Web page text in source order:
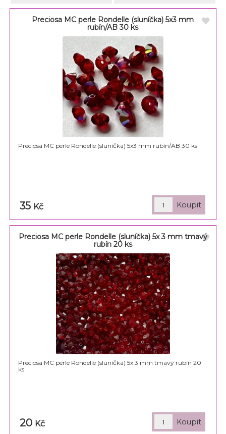
Preciosa MC perle Rondelle (sluníčka) 5x3 mm
rubín/AB 30 ks
Preciosa MC perle Rondelle (sluníčka) 5x3 mm rubín/AB 30 ks
35 Kč
Preciosa MC perle Rondelle (sluníčka) 5x 3 mm tmavý
rubín 20 ks
Preciosa MC perle Rondelle (sluníčka) 5x 3 mm tmavý rubín 20
ks
20 Kč